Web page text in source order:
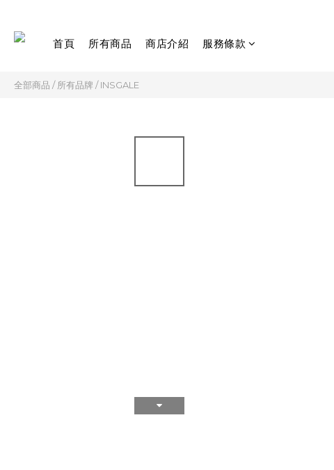
首頁 所有商品 商店介紹 服務條款
全部商品 /所有品牌 /INSGALE